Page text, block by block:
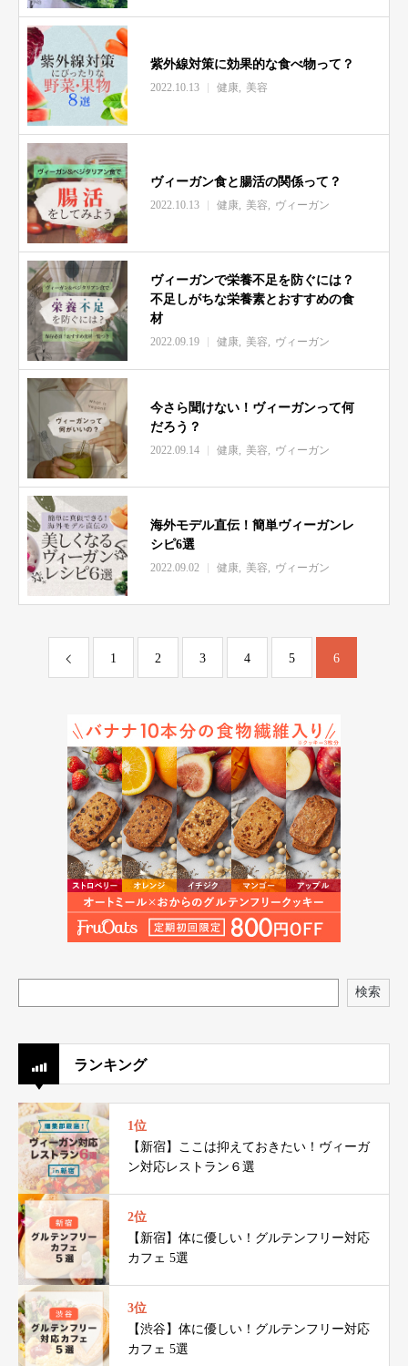
紫外線対策に効果的な食べ物って？
2022.10.13 健康 美容
ヴィーガン食と腸活の関係って？
2022.10.13 健康 美容 ヴィーガン
ヴィーガンで栄養不足を防ぐには？
不足しがちな栄養素とおすすめの食
材
2022.09.19 健康 美容 ヴィーガン
今さら聞けない！ヴィーガンって何
だろう？
2022.09.14 健康 美容 ヴィーガン
海外モデル直伝！簡単ヴィーガンレ
シピ6選
2022.09.02 健康 美容 ヴィーガン
1 2 3 4 5 6
検索
ランキング
1位
【新宿】ここは抑えておきたい！ヴィーガ
ン対応レストラン６選
2位
【新宿】体に優しい！グルテンフリー対応
カフェ 5選
3位
【渋谷】体に優しい！グルテンフリー対応
カフェ 5選